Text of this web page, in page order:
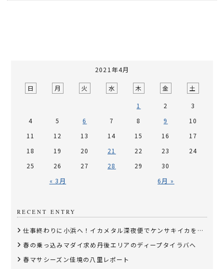
2021年4月
日 月 火 水 木 金 土
« 3月 6月 »
1 2
3
4
5 6 7 8 9
10
11
12 13 14 15 16
17
18
19 20 21 22 23
24
25
26 27 28 29 30
RECENT ENTRY
仕事終わりに小浜へ！イカメタル深夜便でケンサキイカを狙う
春の乗っ込みマダイ求め丹後エリアのディープタイラバへ
春マサシーズン佳境の八里レポート